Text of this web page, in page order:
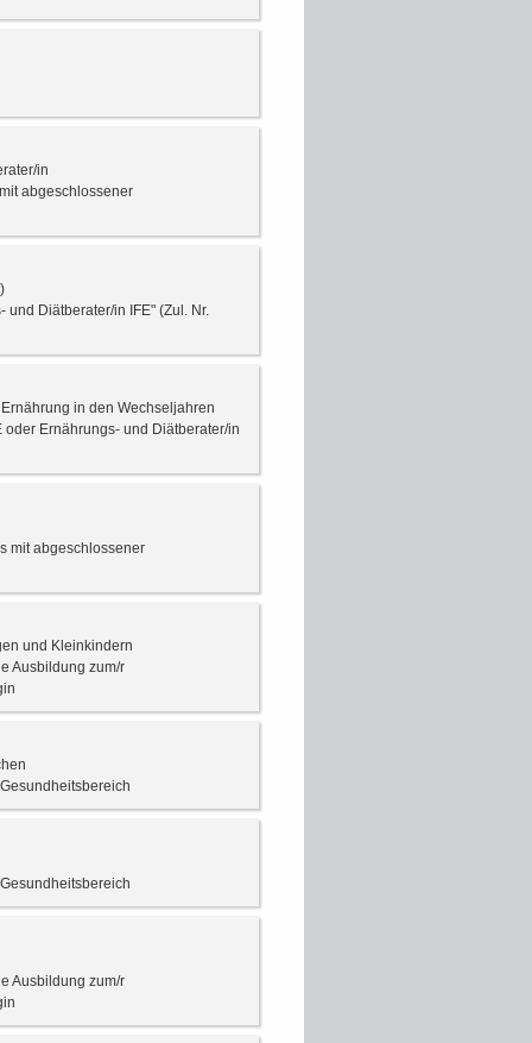
in
abgeschlossener
Diätberater/in IFE" (Zul. Nr.
in den Wechseljahren
Ernährungs- und Diätberater/in
mit abgeschlossener
und Kleinkindern
Ausbildung zum/r
Ausbildung zum/r